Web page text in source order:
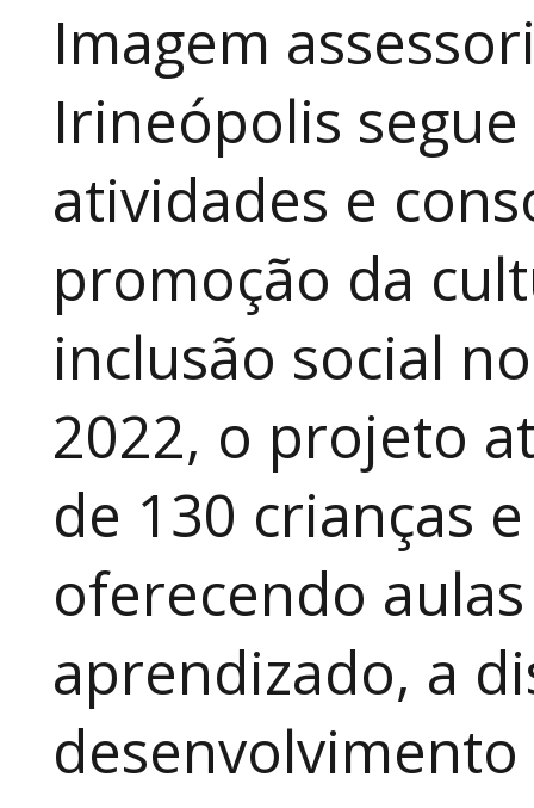
Imagem
Irineópolis
atividades e
promoção da
inclusão social
2022, o projeto
de 130 crianças
oferecendo
aprendizado, a